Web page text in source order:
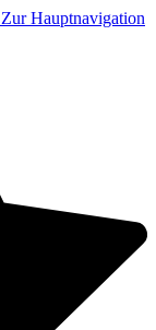
Zur Hauptnavigation